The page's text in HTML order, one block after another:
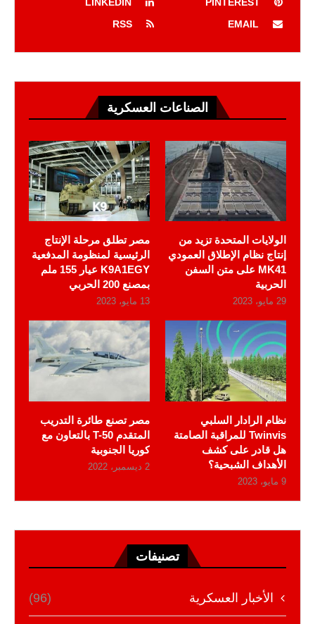
EMAIL
RSS
الصناعات العسكرية
الولايات المتحدة تزيد من
إنتاج نظام الإطلاق العمودي
MK41 على متن السفن
الحربية
29 مايو، 2023
مصر تطلق مرحلة الإنتاج
الرئيسية لمنظومة المدفعية
K9A1EGY عيار 155 ملم
بمصنع 200 الحربي
13 مايو، 2023
نظام الرادار السلبي
Twinvis للمراقبة الصامتة
هل قادر على كشف
الأهداف الشبحية؟
9 مايو، 2023
مصر تصنع طائرة التدريب
المتقدم T-50 بالتعاون مع
كوريا الجنوبية
2 ديسمبر، 2022
تصنيفات
الأخبار العسكرية (96)